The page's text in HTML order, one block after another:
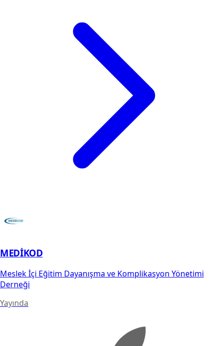
MEDİKOD
Meslek İçi Eğitim Dayanışma ve Komplikasyon Yönetimi
Derneği
Yayında